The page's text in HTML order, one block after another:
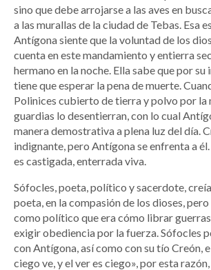
sino que debe arrojarse a las aves en
a las murallas de la ciudad de Tebas. Esa
Antígona siente que la voluntad de los
cuenta en este mandamiento y entierra
hermano en la noche. Ella sabe que por
tiene que esperar la pena de muerte.
Polinices cubierto de tierra y polvo por la
guardias lo desentierran, con lo cual
manera demostrativa a plena luz del día.
indignante, pero Antígona se enfrenta a
es castigada, enterrada viva.
Sófocles, poeta, político y sacerdote,
poeta, en la compasión de los dioses,
como político que era cómo librar
exigir obediencia por la fuerza. Sófocles
con Antígona, así como con su tío Creón,
ciego ve, y el ver es ciego», por esta